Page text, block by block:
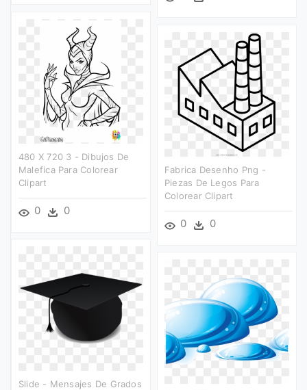
480 X 720 3 - Dibujos De
Malefica Para Colorear
Clipart
0 0
Fabrica Desenho Png -
Piezas De Legos Para
Colorear Clipart
0 0
Slide - Mensajes De Grados